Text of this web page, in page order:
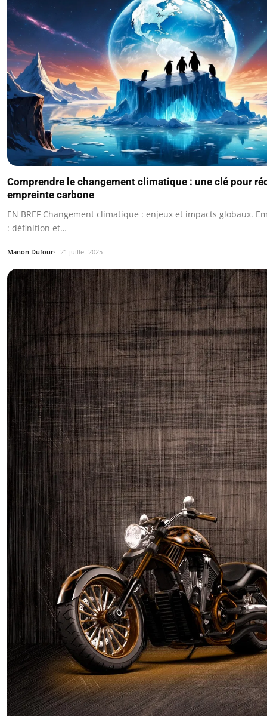
Comprendre le changement climatique : une clé pour
empreinte carbone
EN BREF Changement climatique : enjeux et impacts globaux.
: définition et…
Manon Dufour 21 juillet 2025